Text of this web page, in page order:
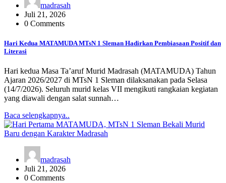
madrasah
Juli 21, 2026
0 Comments
Hari Kedua MATAMUDA MTsN 1 Sleman Hadirkan Pembiasaan Positif dan
Literasi
Hari kedua Masa Ta’aruf Murid Madrasah (MATAMUDA) Tahun
Ajaran 2026/2027 di MTsN 1 Sleman dilaksanakan pada Selasa
(14/7/2026). Seluruh murid kelas VII mengikuti rangkaian kegiatan
yang diawali dengan salat sunnah…
Baca selengkapnya..
madrasah
Juli 21, 2026
0 Comments